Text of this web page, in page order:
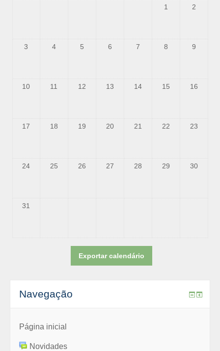
1
2
3 4 5 6 7 8 9
10 11 12 13 14 15 16
17 18 19 20 21 22 23
24 25 26 27 28 29 30
31
Navegação
Página inicial
Novidades